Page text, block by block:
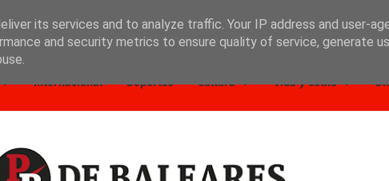
Internacional Deportes Cultura Vida y estilo
its services and to analyze traffic. Your IP address and user-
and security metrics to ensure quality of service, generate